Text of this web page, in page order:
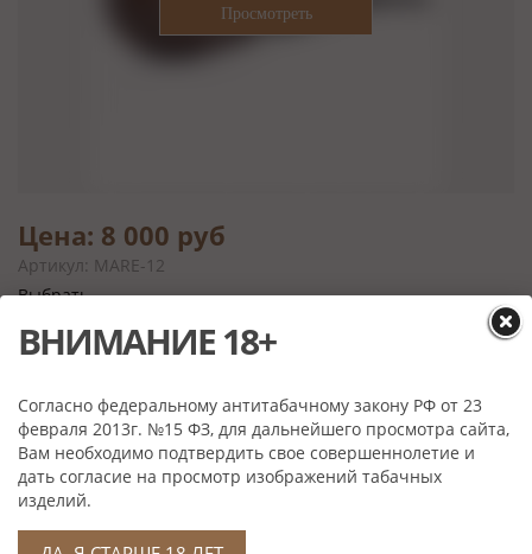
Цена: 8 000 руб
Артикул: MARE-12
Выбрать
Характеристики
Материал: Тосканский бриар, акрил, металл-цветной акрил
Производитель: Cesare Barontini, Тоскана, Италия
Вес: 42 гр.
Примечание: Табачная камера карбонизирована.
ВНИМАНИЕ 18+
Согласно федеральному антитабачному закону РФ от 23
февраля 2013г. №15 ФЗ, для дальнейшего просмотра сайта,
Вам необходимо подтвердить свое совершеннолетие и
дать согласие на просмотр изображений табачных
изделий.